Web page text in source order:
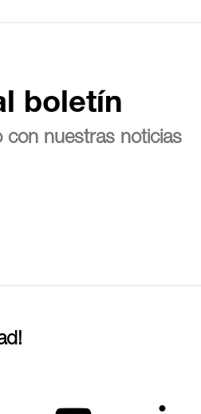
boletín
con nuestras noticias